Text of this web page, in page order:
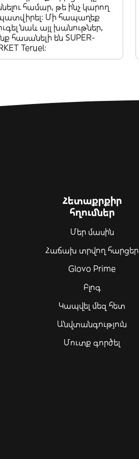
համար, թե ինչ կարող
Մի հապաղեք
նաև այլ խանութներ,
հասանելի են SUPER-
Teruel:
Հետաքրքիր
հղումներ
Մեր մասին
Հաճախ տրվող հարցեր
Glovo Prime
Բլոգ
Կապվել մեզ հետ
Անվտանգություն
Մուտք գործել